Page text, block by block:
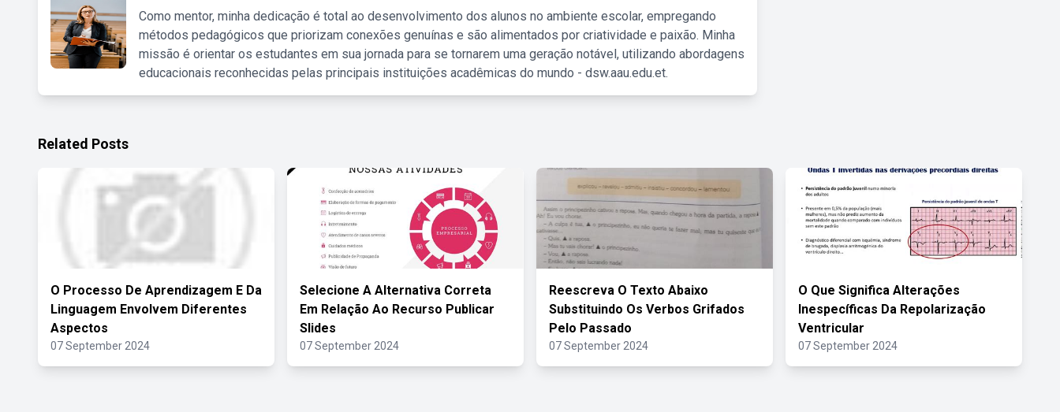
Como mentor, minha dedicação é total ao desenvolvimento dos alunos no ambiente escolar, empregando
métodos pedagógicos que priorizam conexões genuínas e são alimentados por criatividade e paixão. Minha
missão é orientar os estudantes em sua jornada para se tornarem uma geração notável, utilizando abordagens
educacionais reconhecidas pelas principais instituições acadêmicas do mundo - dsw.aau.edu.et.
Related Posts
O Processo De Aprendizagem E Da
Linguagem Envolvem Diferentes
Aspectos
07 September 2024
Selecione A Alternativa Correta
Em Relação Ao Recurso Publicar
Slides
07 September 2024
Reescreva O Texto Abaixo
Substituindo Os Verbos Grifados
Pelo Passado
07 September 2024
O Que Significa Alterações
Inespecíficas Da Repolarização
Ventricular
07 September 2024